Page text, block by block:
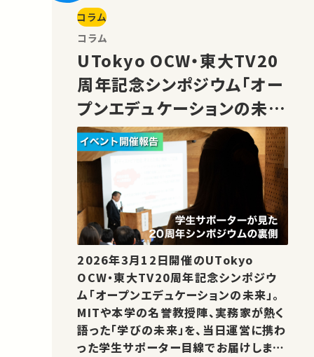
コラム
コラム
UTokyo OCW・東大TV20
周年記念シンポジウム「オー
プンエデュケーションの未
来」の様子をご紹介！
2026年3月12日開催のUTokyo
OCW・東大TV20周年記念シンポジウ
ム「オープンエデュケーションの未来」。
MITや本学の名誉教授陣、実務家が熱く
語った「学びの未来」を、当日運営に携わ
った学生サポーター目線でお届けしま